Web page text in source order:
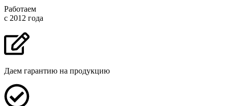
Работаем
с 2012 года
Даем гарантию на продукцию